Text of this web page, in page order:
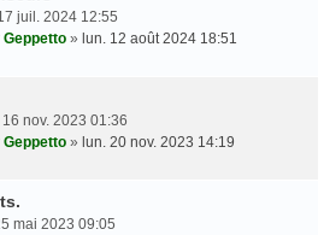
juil. 2024 12:55
Geppetto » lun. 12 août 2024 18:51
nov. 2023 01:36
Geppetto » lun. 20 nov. 2023 14:19
mai 2023 09:05